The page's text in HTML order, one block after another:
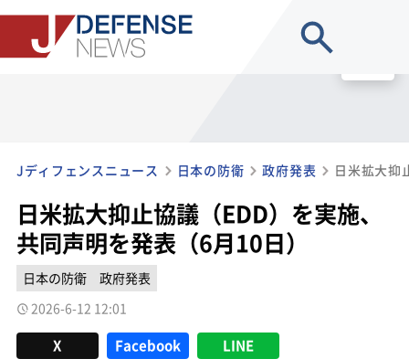
Jディフェンスニュース 日本の防衛 政府発表
日米拡大抑止協議（EDD）を実施、
共同声明を発表（6月10日）
日本の防衛
政府発表
2026-6-12 12:01
X Facebook LINE